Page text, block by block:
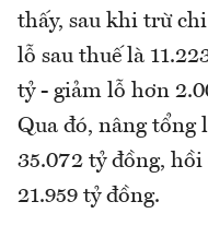
thấy, sau khi trừ
lỗ sau thuế là
tỷ - giảm lỗ hơn
Qua đó, nâng tổng
35.072 tỷ đồng,
21.959 tỷ đồng.